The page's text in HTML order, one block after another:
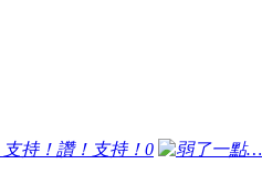
讚！支持！ 0